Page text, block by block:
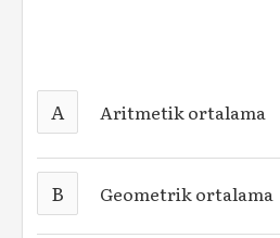
A Aritmetik ortalama
B Geometrik ortalama